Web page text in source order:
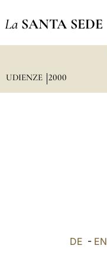
La SANTA SEDE
UDIENZE 2000
DE - EN